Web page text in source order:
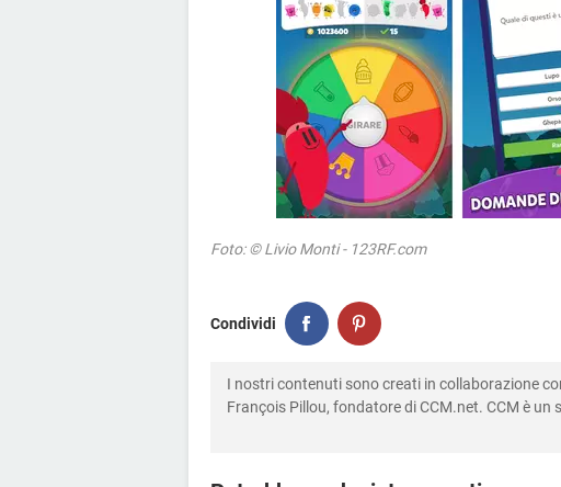
Foto: © Livio Monti - 123RF.com
Condividi
I nostri contenuti sono creati in collaborazione
François Pillou, fondatore di CCM.net. CCM è